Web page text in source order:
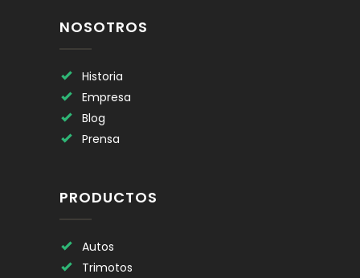
NOSOTROS
Historia
Empresa
Blog
Prensa
PRODUCTOS
Autos
Trimotos